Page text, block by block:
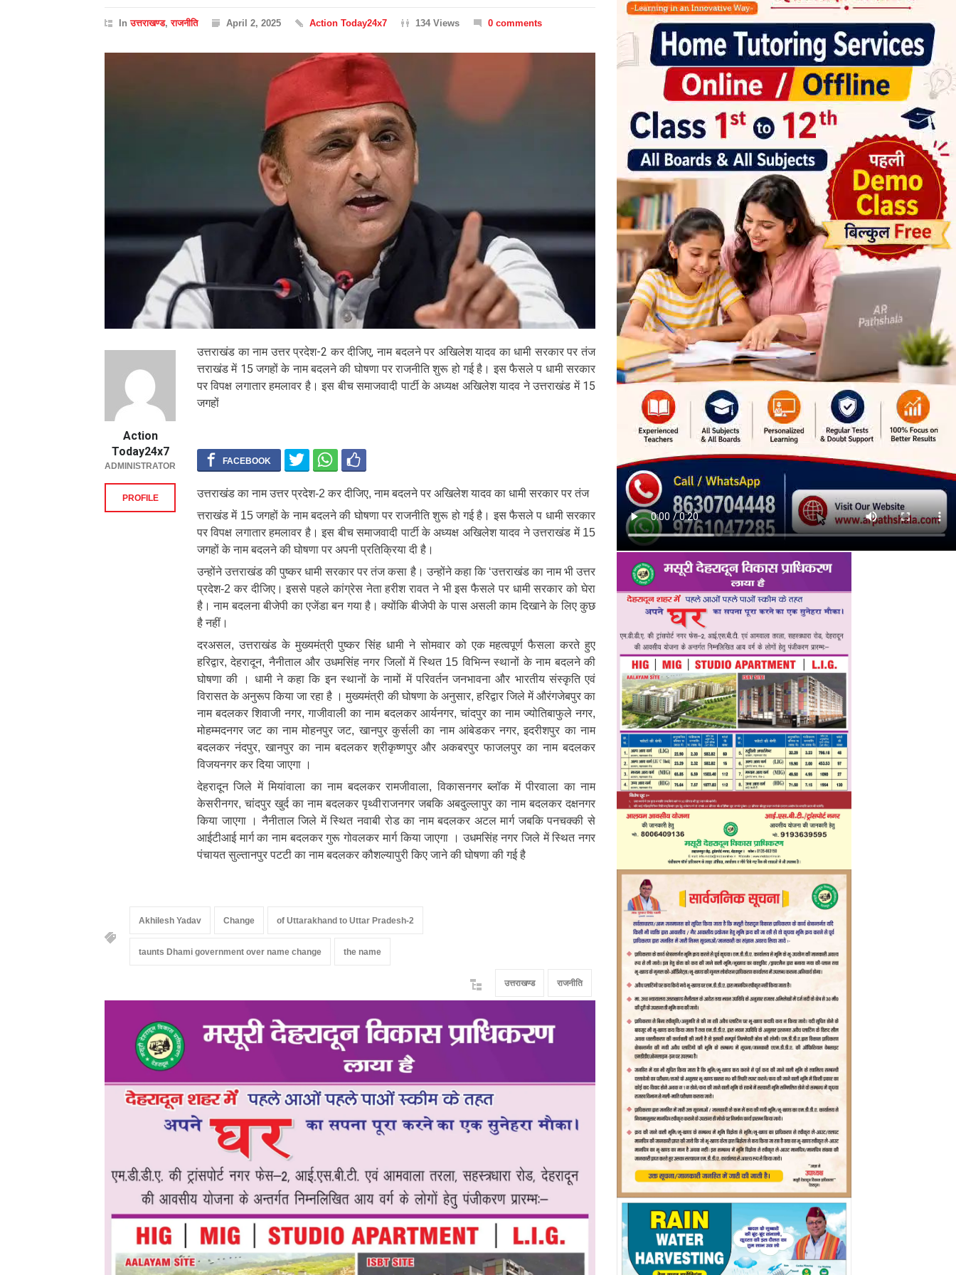
Inउत्तराखण्ड,राजनीति April 2, 2025 Action Today24x7 134 Views 0 comments
उत्तराखंड का नाम उत्तर प्रदेश-2 कर दीजिए, नाम बदलने पर अखिलेश यादव का धामी सरकार पर तंज
त्तराखंड में 15 जगहों के नाम बदलने की घोषणा पर राजनीति शुरू हो गई है। इस फैसले प धामी सरकार
पर विपक्ष लगातार हमलावर है। इस बीच समाजवादी पार्टी के अध्यक्ष अखिलेश यादव ने उत्तराखंड में 15
जगहों
उत्तराखंड का नाम उत्तर प्रदेश-2 कर दीजिए, नाम बदलने पर अखिलेश यादव का धामी सरकार पर तंज
त्तराखंड में 15 जगहों के नाम बदलने की घोषणा पर राजनीति शुरू हो गई है। इस फैसले प धामी सरकार
पर विपक्ष लगातार हमलावर है। इस बीच समाजवादी पार्टी के अध्यक्ष अखिलेश यादव ने उत्तराखंड में 15
जगहों के नाम बदलने की घोषणा पर अपनी प्रतिक्रिया दी है।
उन्होंने उत्तराखंड की पुष्कर धामी सरकार पर तंज कसा है। उन्होंने कहा कि ‘उत्तराखंड का नाम भी उत्तर
प्रदेश-2 कर दीजिए। इससे पहले कांग्रेस नेता हरीश रावत ने भी इस फैसले पर धामी सरकार को घेरा
है। नाम बदलना बीजेपी का एजेंडा बन गया है। क्योंकि बीजेपी के पास असली काम दिखाने के लिए कुछ
है नहीं।
दरअसल, उत्तराखंड के मुख्यमंत्री पुष्कर सिंह धामी ने सोमवार को एक महत्वपूर्ण फैसला करते हुए
हरिद्वार, देहरादून, नैनीताल और उधमसिंह नगर जिलों में स्थित 15 विभिन्न स्थानों के नाम बदलने की
घोषणा की । धामी ने कहा कि इन स्थानों के नामों में परिवर्तन जनभावना और भारतीय संस्कृति एवं
विरासत के अनुरूप किया जा रहा है । मुख्यमंत्री की घोषणा के अनुसार, हरिद्वार जिले में औरंगजेबपुर का
नाम बदलकर शिवाजी नगर, गाजीवाली का नाम बदलकर आर्यनगर, चांदपुर का नाम ज्योतिबाफुले नगर,
मोहम्मदनगर जट का नाम मोहनपुर जट, खानपुर कुर्सली का नाम आंबेडकर नगर, इदरीशपुर का नाम
बदलकर नंदपुर, खानपुर का नाम बदलकर श्रीकृष्णपुर और अकबरपुर फाजलपुर का नाम बदलकर
विजयनगर कर दिया जाएगा ।
देहरादून जिले में मियांवाला का नाम बदलकर रामजीवाला, विकासनगर ब्लॉक में पीरवाला का नाम
केसरीनगर, चांदपुर खुर्द का नाम बदलकर पृथ्वीराजनगर जबकि अबदुल्लापुर का नाम बदलकर दक्षनगर
किया जाएगा । नैनीताल जिले में स्थित नवाबी रोड का नाम बदलकर अटल मार्ग जबकि पनचक्की से
आईटीआई मार्ग का नाम बदलकर गुरू गोवलकर मार्ग किया जाएगा । उधमसिंह नगर जिले में स्थित नगर
पंचायत सुल्तानपुर पटटी का नाम बदलकर कौशल्यापुरी किए जाने की घोषणा की गई है
Action
Today24x7
ADMINISTRATOR
PROFILE
Akhilesh Yadav Change of Uttarakhand to Uttar Pradesh-2
taunts Dhami government over name change the name
उत्तराखण्ड राजनीति